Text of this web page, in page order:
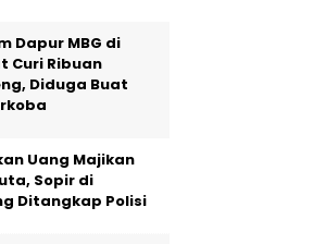
Dapur MBG di
Curi Ribuan
Diduga Buat
Uang Majikan
Sopir di
Ditangkap Polisi